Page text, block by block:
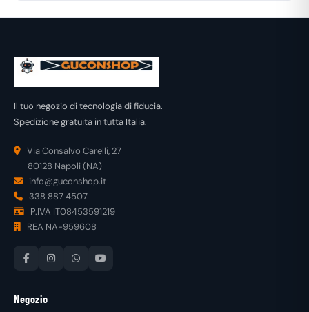
Il tuo negozio di tecnologia di fiducia.
Spedizione gratuita in tutta Italia.
Via Consalvo Carelli, 27
80128 Napoli (NA)
info@guconshop.it
338 887 4507
P.IVA IT08453591219
REA NA-959608
Negozio